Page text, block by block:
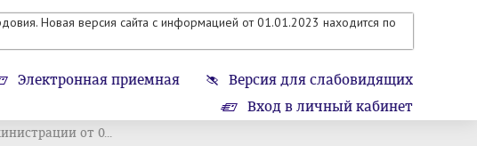
Новая версия сайта с информацией от 01.01.2023 находится по
Электронная приемная
Версия для слабовидящих
Вход в личный кабинет
от 0...